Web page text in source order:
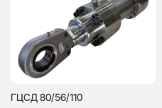
ГЦСД 80/56/110